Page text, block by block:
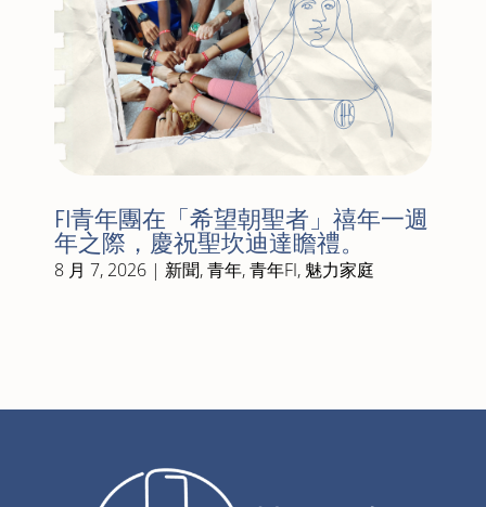
FI青年團在「希望朝聖者」禧年一週
年之際，慶祝聖坎迪達瞻禮。
8 月 7, 2026| 新聞,青年,青年FI, 魅力家庭